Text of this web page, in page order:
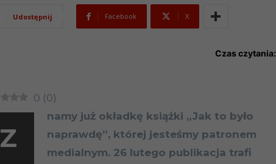
Udostępnij Facebook X
Czas czytania:
0 (0)
Z
namy już okładkę książki „Jak to było
naprawdę”, której jesteśmy patronem
medialnym. 26 lutego publikacja trafi